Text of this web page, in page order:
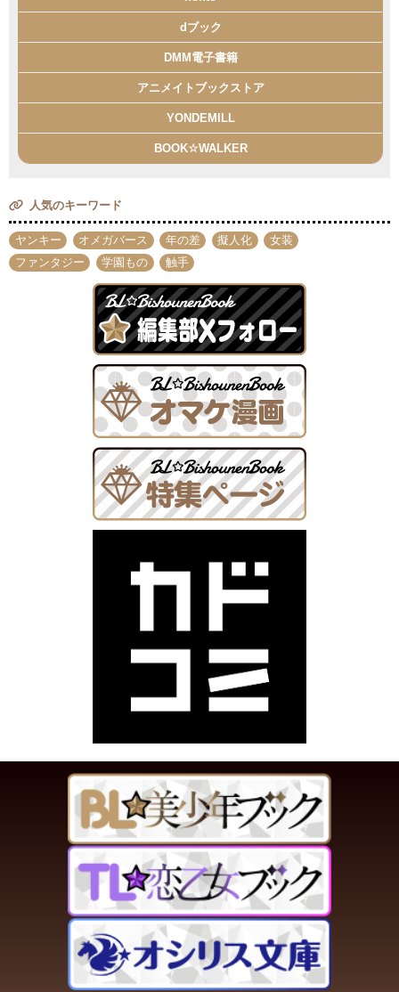
dブック
DMM電子書籍
アニメイトブックストア
YONDEMILL
BOOK☆WALKER
人気のキーワード
ヤンキー オメガバース 年の差 擬人化
女装
ファンタジー
学園もの 触手